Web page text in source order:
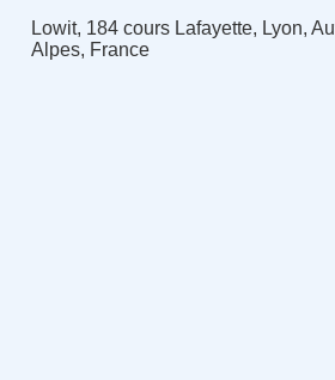
Lowit, 184 cours Lafayette, Lyon,
Alpes, France